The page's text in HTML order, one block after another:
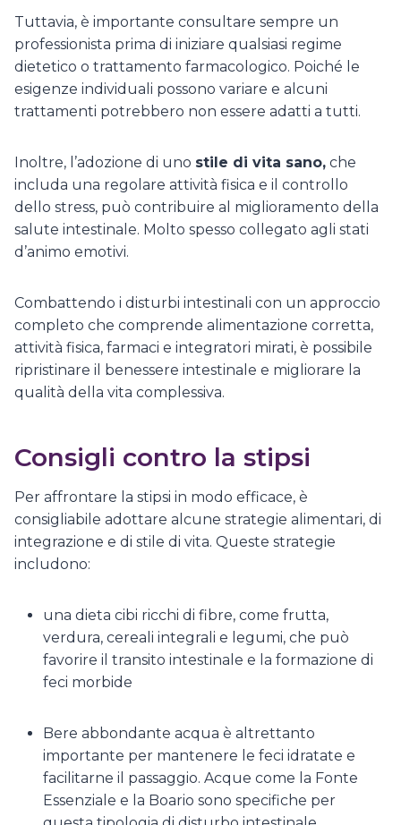
Tuttavia, è importante consultare sempre un
professionista prima di iniziare qualsiasi regime
dietetico o trattamento farmacologico. Poiché le
esigenze individuali possono variare e alcuni
trattamenti potrebbero non essere adatti a tutti.
Inoltre, l’adozione di uno stile di vita sano, che
includa una regolare attività fisica e il controllo
dello stress, può contribuire al miglioramento della
salute intestinale. Molto spesso collegato agli stati
d’animo emotivi.
Combattendo i disturbi intestinali con un approccio
completo che comprende alimentazione corretta,
attività fisica, farmaci e integratori mirati, è possibile
ripristinare il benessere intestinale e migliorare la
qualità della vita complessiva.
Consigli contro la stipsi
Per affrontare la stipsi in modo efficace, è
consigliabile adottare alcune strategie alimentari, di
integrazione e di stile di vita. Queste strategie
includono:
una dieta cibi ricchi di fibre, come frutta,
verdura, cereali integrali e legumi, che può
favorire il transito intestinale e la formazione di
feci morbide
Bere abbondante acqua è altrettanto
importante per mantenere le feci idratate e
facilitarne il passaggio. Acque come la Fonte
Essenziale e la Boario sono specifiche per